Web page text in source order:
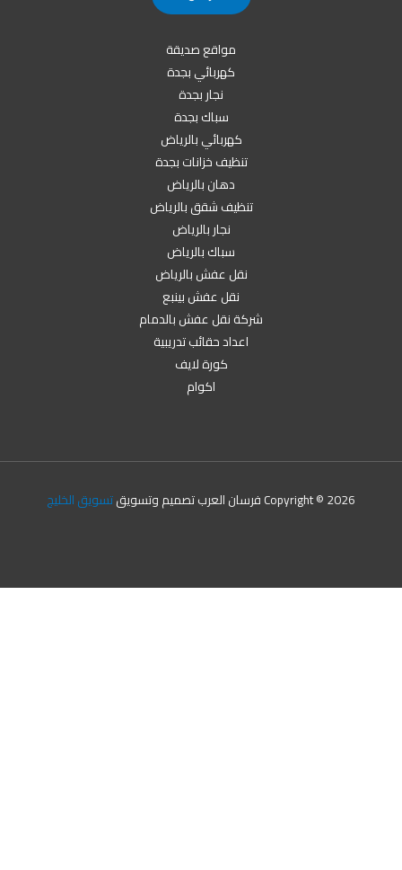
مواقع صديقة
كهربائي بجدة
نجار بجدة
سباك بجدة
كهربائي بالرياض
تنظيف خزانات بجدة
دهان بالرياض
تنظيف شقق بالرياض
نجار بالرياض
سباك بالرياض
نقل عفش بالرياض
نقل عفش بينبع
شركة نقل عفش بالدمام
اعداد حقائب تدريبية
كورة لايف
Copyright © 2026 فرسان العرب تصميم وتسويق تسويق الخليج